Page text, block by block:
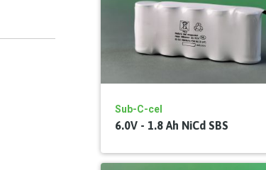
Sub-C-cel
6.0V - 1.8 Ah NiCd SBS